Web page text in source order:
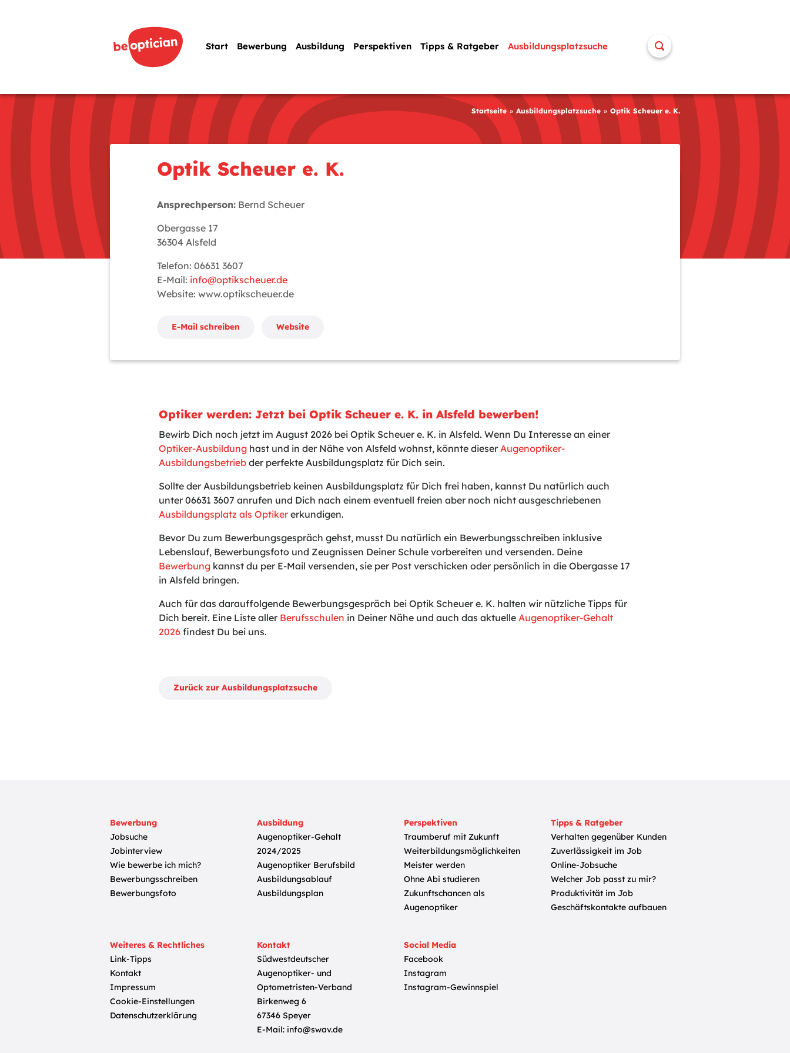
Start Bewerbung Ausbildung Perspektiven Tipps & Ratgeber Ausbildungsplatzsuche
Startseite Ausbildungsplatzsuche Optik Scheuer e. K.
Optik Scheuer e. K.
Ansprechperson: Bernd Scheuer
Obergasse 17
36304 Alsfeld
Telefon: 06631 3607
E-Mail: info@optikscheuer.de
Website: www.optikscheuer.de
E-Mail schreiben Website
Optiker werden: Jetzt bei Optik Scheuer e. K. in Alsfeld bewerben!
Bewirb Dich noch jetzt im August 2026 bei Optik Scheuer e. K. in Alsfeld. Wenn Du Interesse an einer
Optiker-Ausbildung hast und in der Nähe von Alsfeld wohnst, könnte dieserAugenoptiker-
Ausbildungsbetrieb der perfekte Ausbildungsplatz für Dich sein.
Sollte der Ausbildungsbetrieb keinen Ausbildungsplatz für Dich frei haben, kannst Du natürlich auch
unter 06631 3607 anrufen und Dich nach einem eventuell freien aber noch nicht ausgeschriebenen
Ausbildungsplatz als Optiker erkundigen.
Bevor Du zum Bewerbungsgespräch gehst, musst Du natürlich ein Bewerbungsschreiben inklusive
Lebenslauf, Bewerbungsfoto und Zeugnissen Deiner Schule vorbereiten und versenden. Deine
Bewerbung kannst du per E-Mail versenden, sie per Post verschicken oder persönlich in die Obergasse 17
in Alsfeld bringen.
Auch für das darauffolgende Bewerbungsgespräch bei Optik Scheuer e. K. halten wir nützliche Tipps für
Dich bereit. Eine Liste aller Berufsschulen in Deiner Nähe und auch das aktuelleAugenoptiker-Gehalt
2026 findest Du bei uns.
Zurück zur Ausbildungsplatzsuche
Bewerbung
Jobsuche
Jobinterview
Wie bewerbe ich mich?
Bewerbungsschreiben
Bewerbungsfoto
Ausbildung
Augenoptiker-Gehalt
2024/2025
Augenoptiker Berufsbild
Ausbildungsablauf
Ausbildungsplan
Perspektiven
Traumberuf mit Zukunft
Weiterbildungsmöglichkeiten
Meister werden
Ohne Abi studieren
Zukunftschancen als
Augenoptiker
Tipps & Ratgeber
Verhalten gegenüber Kunden
Zuverlässigkeit im Job
Online-Jobsuche
Welcher Job passt zu mir?
Produktivität im Job
Geschäftskontakte aufbauen
Weiteres & Rechtliches
Link-Tipps
Kontakt
Impressum
Cookie-Einstellungen
Datenschutzerklärung
Kontakt
Südwestdeutscher
Augenoptiker- und
Optometristen-Verband
Birkenweg 6
67346 Speyer
E-Mail: info@swav.de
Social Media
Facebook
Instagram
Instagram-Gewinnspiel